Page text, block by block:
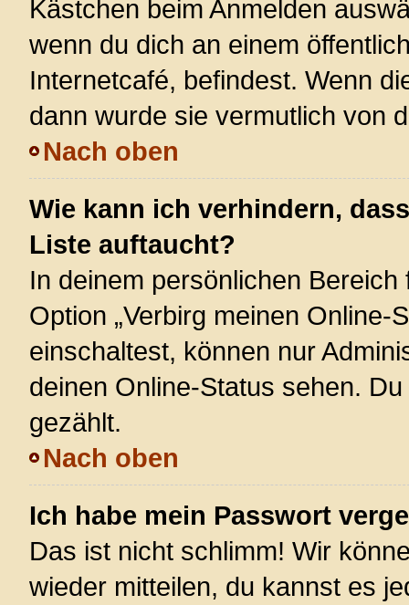
Kästchen beim Anmelden
wenn du dich an einem
Internetcafé, befindest. Wenn
dann wurde sie vermutlich von
Nach oben
Wie kann ich verhindern,
Liste auftaucht?
In deinem persönlichen
Option „Verbirg meinen Online-
einschaltest, können nur
deinen Online-Status sehen.
gezählt.
Nach oben
Ich habe mein Passwort
Das ist nicht schlimm! Wir
wieder mitteilen, du kannst es